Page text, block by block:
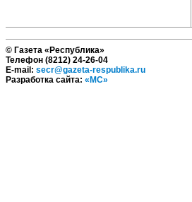
© Газета «Республика»
Телефон (8212) 24-26-04
E-mail: secr@gazeta-respublika.ru
Разработка сайта: «МС»